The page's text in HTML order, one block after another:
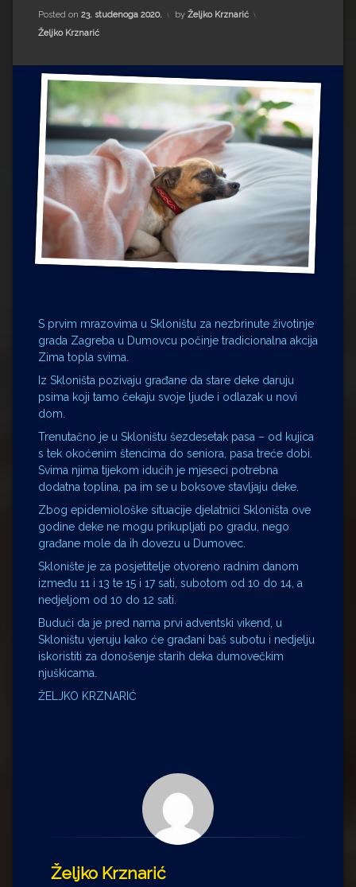
Drugi autori
Drugi autori
Matea Andrić
Ljiljana Lekanić-Kljaić
Željko Krznarić
Mario Lovreković
Miroslav Šantek
Posted on 23. studenoga 2020. by Željko Krznarić
Kategorije:
Željko Krznarić
S prvim mrazovima u Skloništu za nezbrinute životinje
grada Zagreba u Dumovcu počinje tradicionalna akcija
Zima topla svima.
Iz Skloništa pozivaju građane da stare deke daruju
psima koji tamo čekaju svoje ljude i odlazak u novi
dom.
Trenutačno je u Skloništu šezdesetak pasa – od kujica
s tek okoćenim štencima do seniora, pasa treće dobi.
Svima njima tijekom idućih je mjeseci potrebna
dodatna toplina, pa im se u boksove stavljaju deke.
Zbog epidemiološke situacije djelatnici Skloništa ove
godine deke ne mogu prikupljati po gradu, nego
građane mole da ih dovezu u Dumovec.
Sklonište je za posjetitelje otvoreno radnim danom
između 11 i 13 te 15 i 17 sati, subotom od 10 do 14, a
nedjeljom od 10 do 12 sati.
Budući da je pred nama prvi adventski vikend, u
Skloništu vjeruju kako će građani baš subotu i nedjelju
iskoristiti za donošenje starih deka dumovečkim
njuškicama.
ŽELJKO KRZNARIĆ
Željko Krznarić